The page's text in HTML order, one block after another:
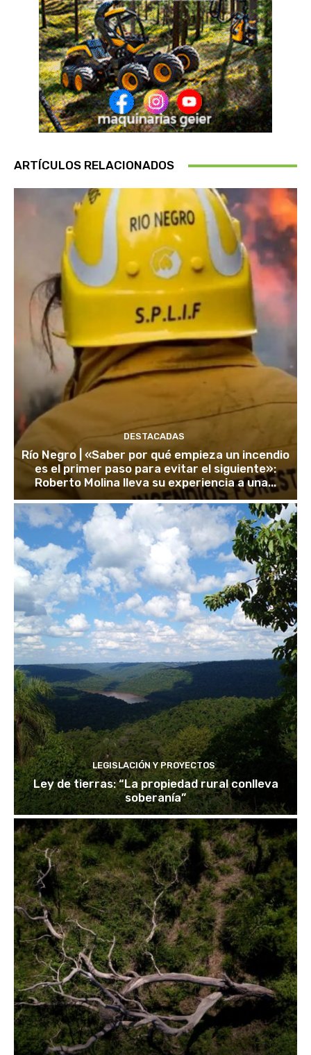
ARTÍCULOS RELACIONADOS
DESTACADAS
Río Negro | «Saber por qué empieza un incendio
es el primer paso para evitar el siguiente»:
Roberto Molina lleva su experiencia a una...
LEGISLACIÓN Y PROYECTOS
Ley de tierras: “La propiedad rural conlleva
soberanía”